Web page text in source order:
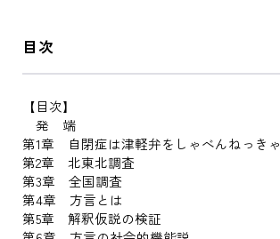
目次
【目次】
発 端
第1章 自閉症は津軽弁をしゃべんねっきゃ
第2章 北東北調査
第3章 全国調査
第4章 方言とは
第5章 解釈仮説の検証